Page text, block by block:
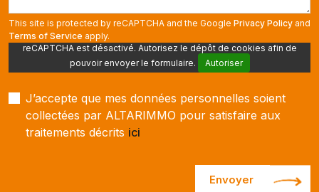
This site is protected by reCAPTCHA and the Google Privacy Policy and
Terms of Service apply.
reCAPTCHA est désactivé. Autorisez le dépôt de cookies afin de
pouvoir envoyer le formulaire.
Autoriser
J’accepte que mes données personnelles soient
collectées par ALTARIMMO pour satisfaire aux
traitements décrits ici
Envoyer